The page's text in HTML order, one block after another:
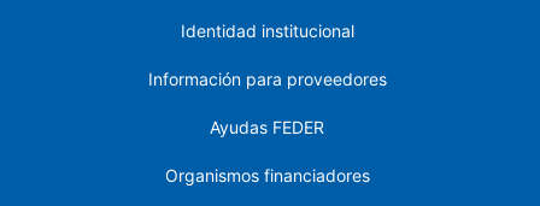
Identidad institucional
Información para proveedores
Ayudas FEDER
Organismos financiadores